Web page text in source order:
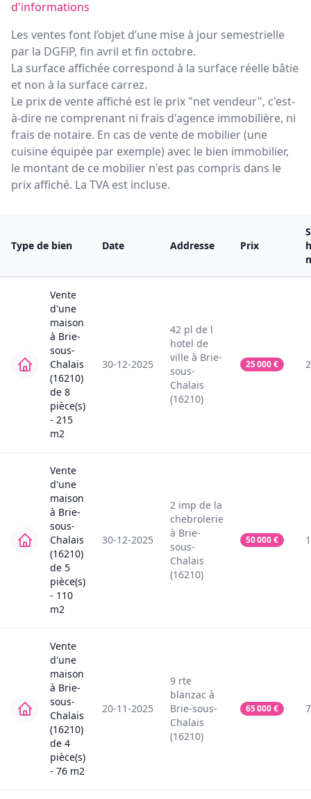
d'informations
Les ventes font l’objet d’une mise à jour semestrielle
par la DGFiP, fin avril et fin octobre.
La surface affichée correspond à la surface réelle bâtie
et non à la surface carrez.
Le prix de vente affiché est le prix "net vendeur", c'est-
à-dire ne comprenant ni frais d'agence immobilière, ni
frais de notaire. En cas de vente de mobilier (une
cuisine équipée par exemple) avec le bien immobilier,
le montant de ce mobilier n'est pas compris dans le
prix affiché. La TVA est incluse.
Type de bien Date Addresse Prix
Vente
d'une
maison
à Brie-
sous-
Chalais
(16210)
de 8
pièce(s)
- 215
m2
30-12-2025
42 pl de l
hotel de
ville à Brie-
sous-
Chalais
(16210)
25 000€
Vente
d'une
maison
à Brie-
sous-
Chalais
(16210)
de 5
pièce(s)
- 110
m2
30-12-2025
2 imp de la
chebrolerie
à Brie-
sous-
Chalais
(16210)
50 000€
Vente
d'une
maison
à Brie-
sous-
Chalais
(16210)
de 4
pièce(s)
- 76 m2
20-11-2025
9 rte
blanzac à
Brie-sous-
Chalais
(16210)
65 000€